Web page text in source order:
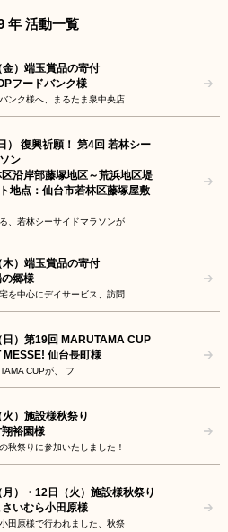
年 活動一覧
）端玉賞品の寄付
フードバンク様
ンク様へ、まるたま泉中央店
） 復興祈願！ 第4回 若林シー
ン
沿岸部藤塚地区～荒浜地区堤
地点：仙台市若林区藤塚屋敷
、若林シーサイドマラソンが
）端玉賞品の寄付
郷様
を中心にデイサービス、訪問
）第19回 MARUTAMA CUP
MESSE! 仙台長町様
CUPが、 フ
）施設様秋祭り
裕園様
秋祭りに参加いたしました！
）・12日（火）施設様秋祭り
いむら小田原様
田原様で行われました、秋祭